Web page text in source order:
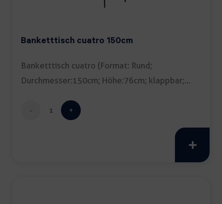
Banketttisch cuatro 150cm
Banketttisch cuatro (Format: Rund;
Durchmesser:150cm; Höhe:76cm; klappbar;
Banketttisch